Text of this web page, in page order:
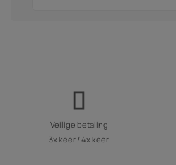
Veilige betaling
3x keer / 4x keer